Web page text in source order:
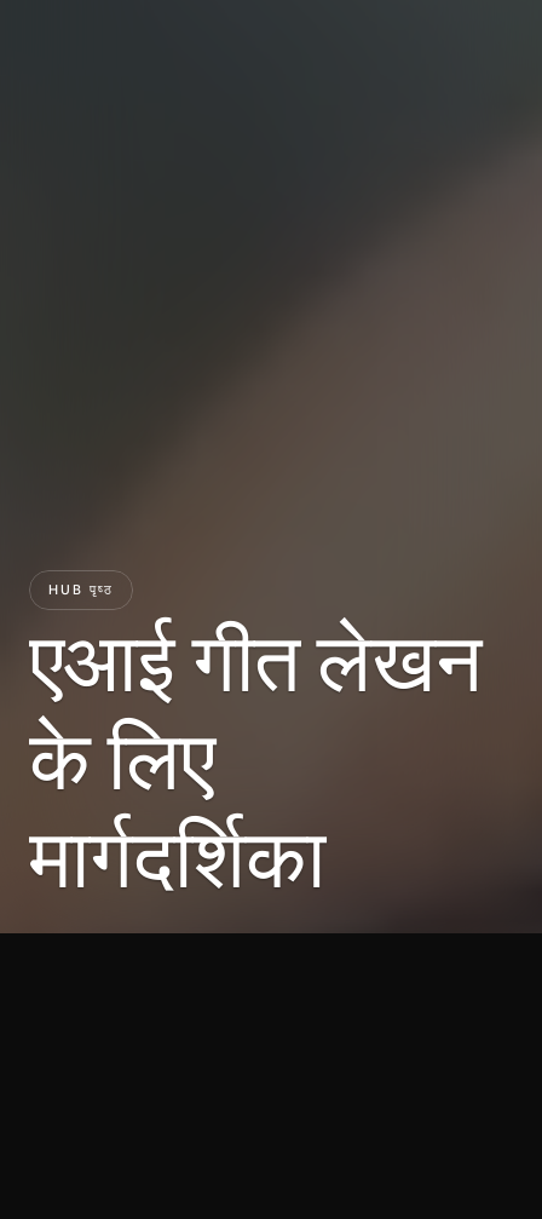
HUB पृष्ठ
एआई गीत लेखन
के लिए
मार्गदर्शिका